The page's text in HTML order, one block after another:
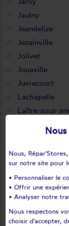
Jaulny
Jeandelize
Jezainville
Jolivet
Jouaville
Juvrecourt
Lachapelle
Laître-sous-
Landécourt
Landres
Laneuveville-
Laneuveville-
Lanfroicourt
Lay-saint-
Nous,
sur notre site pour
• Personnaliser le
• Offrir une
• Analyser notre
Nous respectons
choisir d'accepter,